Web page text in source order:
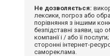
Не дозволяється:
лексики, погроз або
порівняння з іншими
безпідставні заяви, що
компанії і / або її
сторонні інтернет-
самореклама.